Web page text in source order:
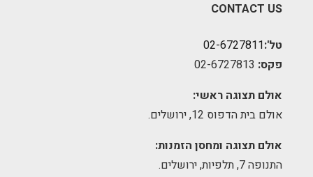
CONTACT US
טל':02-6727811
פקס:
אולם תצוגה ראשי:
אולם בית הדפוס 12, ירושלים.
אולם תצוגה ומחסן הזמנות:
התנופה 7, תלפיות, ירושלים.